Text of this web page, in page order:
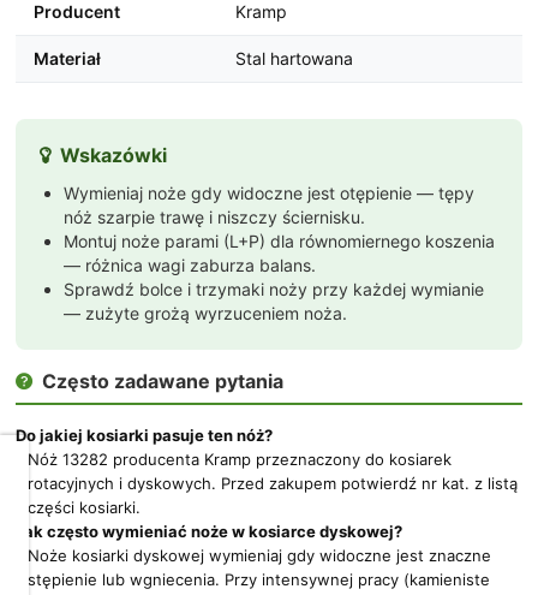
Producent Kramp
Materiał Stal hartowana
 Wskazówki
Wymieniaj noże gdy widoczne jest otępienie — tępy
nóż szarpie trawę i niszczy ściernisku.
Montuj noże parami (L+P) dla równomiernego koszenia
— różnica wagi zaburza balans.
Sprawdź bolce i trzymaki noży przy każdej wymianie
— zużyte grożą wyrzuceniem noża.
 Często zadawane pytania
Do jakiej kosiarki pasuje ten nóż?
Nóż 13282 producenta Kramp przeznaczony do kosiarek
rotacyjnych i dyskowych. Przed zakupem potwierdź nr kat. z listą
części kosiarki.
Jak często wymieniać noże w kosiarce dyskowej?
Noże kosiarki dyskowej wymieniaj gdy widoczne jest znaczne
stępienie lub wgniecenia. Przy intensywnej pracy (kamieniste
Dbamy
o
Twoją
prywatność
Pliki